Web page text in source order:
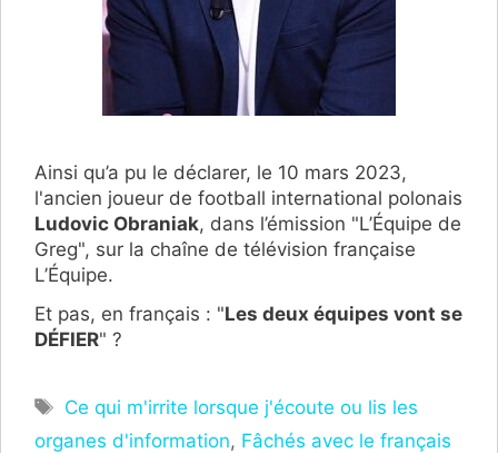
Ainsi qu’a pu le déclarer, le 10 mars 2023,
l'ancien joueur de football international polonais
Ludovic Obraniak, dans l’émission "L’Équipe de
Greg", sur la chaîne de télévision française
L’Équipe.
Et pas, en français : "Les deux équipes vont se
DÉFIER" ?
Étiquettes
Ce qui m'irrite lorsque j'écoute ou lis les
organes d'information, Fâchés avec le français